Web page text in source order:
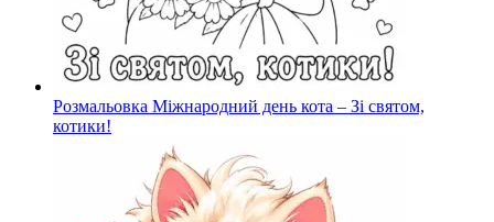
Розмальовка Міжнародний день кота – Зі святом,
котики!